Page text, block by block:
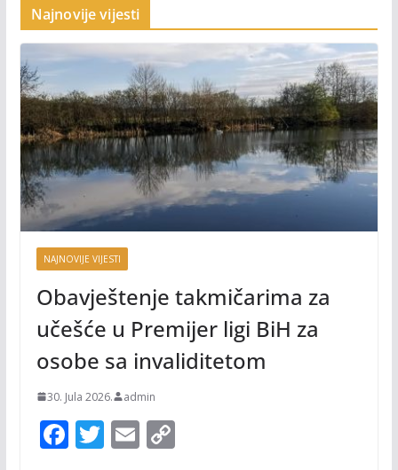
Najnovije vijesti
NAJNOVIJE VIJESTI
Obavještenje takmičarima za
učešće u Premijer ligi BiH za
osobe sa invaliditetom
30. Jula 2026. admin
F T E C